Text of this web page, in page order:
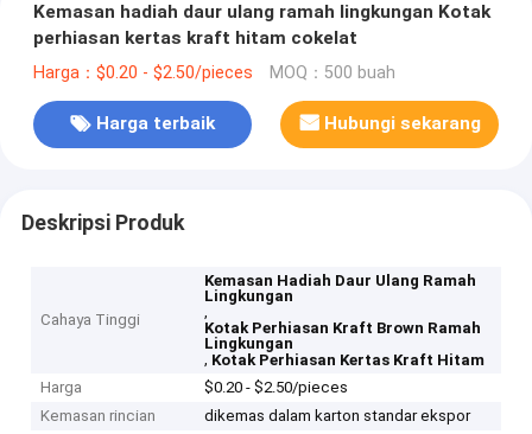
Kemasan hadiah daur ulang ramah lingkungan Kotak
perhiasan kertas kraft hitam cokelat
Harga：$0.20 - $2.50/pieces MOQ：500 buah
Harga terbaik Hubungi sekarang
Deskripsi Produk
Cahaya Tinggi
Kemasan Hadiah Daur Ulang Ramah
Lingkungan
,
Kotak Perhiasan Kraft Brown Ramah
Lingkungan
, Kotak Perhiasan Kertas Kraft Hitam
Harga
$0.20 - $2.50/pieces
Kemasan rincian
dikemas dalam karton standar ekspor